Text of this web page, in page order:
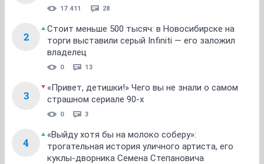
17 411 28
2
Стоит меньше 500 тысяч: в Новосибирске на
торги выставили серый Infiniti — его заложил
владелец
0 13
3
«Привет, детишки!» Чего вы не знали о самом
страшном сериале 90-х
0 3
4
«Выйду хотя бы на молоко соберу»:
трогательная история уличного артиста, его
куклы-дворника Семена Степановича